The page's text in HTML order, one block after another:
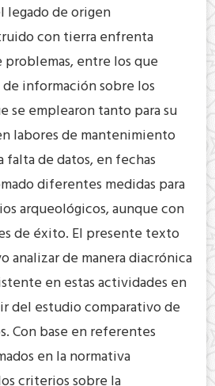
legado de origen
con tierra enfrenta
entre los que
de información sobre los
se emplearon tanto para su
labores de mantenimiento
de datos, en fechas
diferentes medidas para
arqueológicos, aunque con
de éxito. El presente texto
analizar de manera diacrónica
en estas actividades en
del estudio comparativo de
Con base en referentes
en la normativa